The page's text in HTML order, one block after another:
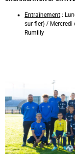
Entraînement :
sur-fier) / Mercredi
Rumilly